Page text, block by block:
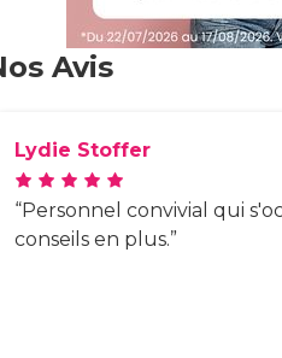
Avis
Lydie Stoffer
Personnel convivial qui
conseils en plus.